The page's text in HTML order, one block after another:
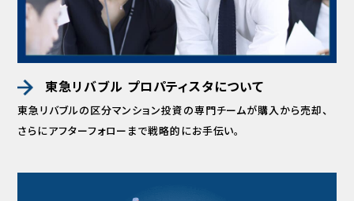
東急リバブル プロパティスタについて
東急リバブルの区分マンション投資の専門チームが購入から売却、
さらにアフターフォローまで戦略的にお手伝い。